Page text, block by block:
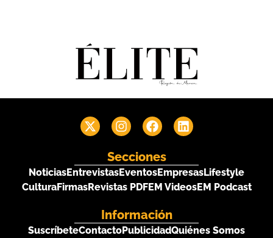
Secciones
NoticiasEntrevistasEventosEmpresasLifestyle
CulturaFirmasRevistas PDFEM VideosEM Podcast
Información
SuscríbeteContactoPublicidadQuiénes Somos